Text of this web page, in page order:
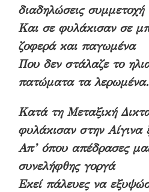
διαδηλώσεις συμμετοχή
Και σε φυλάκισαν σε
ζοφερά και παγωμένα
Που δεν στάλαζε το
πατώματα τα λερωμένα.
Κατά τη Μεταξική
φυλάκισαν στην Αίγινα
Απ’ όπου απέδρασες
συνελήφθης γοργά
Εκεί πάλευες να